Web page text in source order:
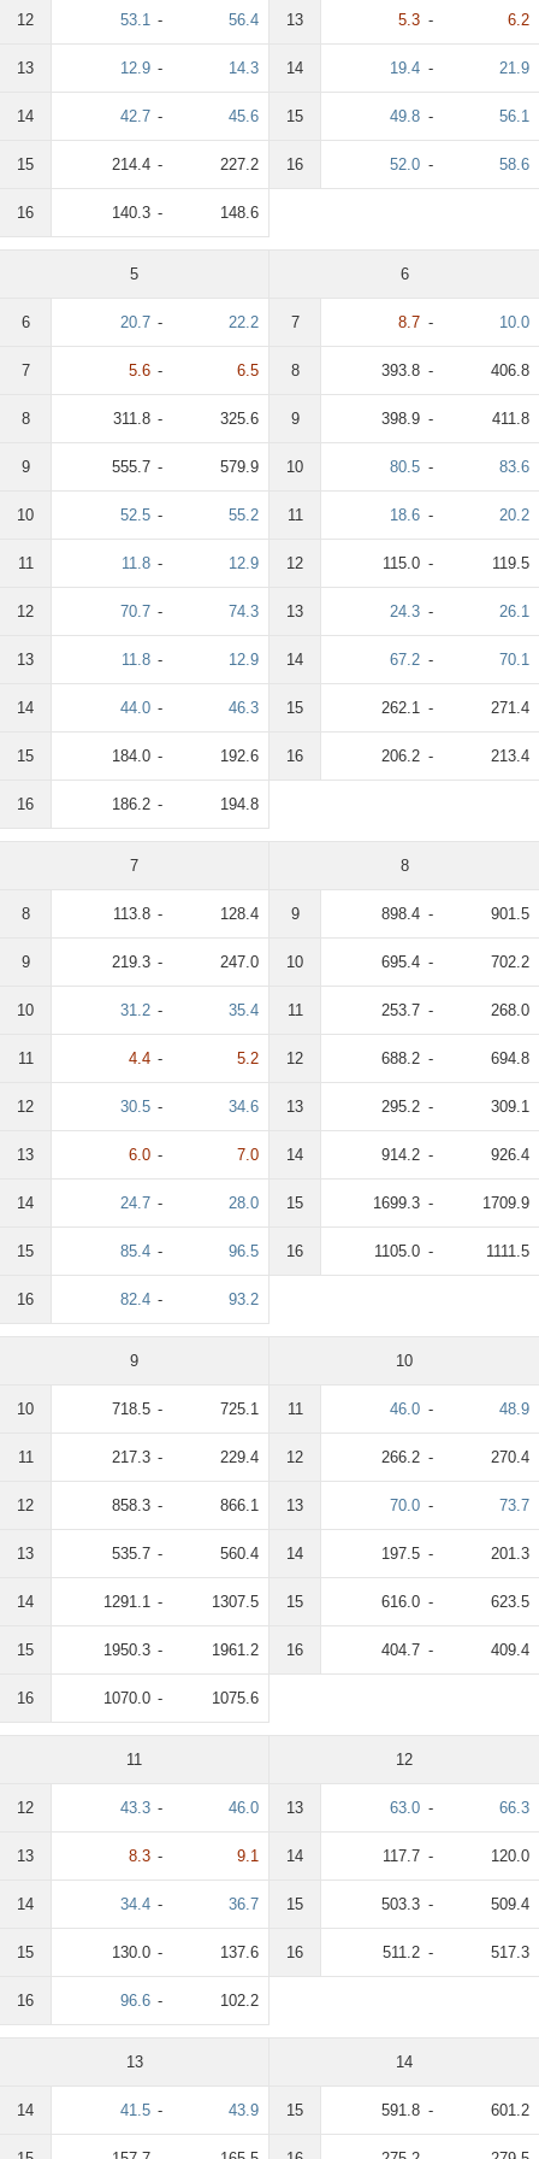
12 53.1 - 56.4
13 12.9 - 14.3
14 42.7 - 45.6
15 214.4 - 227.2
16 140.3 - 148.6
13 5.3 - 6.2
14 19.4 - 21.9
15 49.8 - 56.1
16 52.0 - 58.6
5
6 20.7 - 22.2
7 5.6 - 6.5
8 311.8 - 325.6
9 555.7 - 579.9
10 52.5 - 55.2
11 11.8 - 12.9
12 70.7 - 74.3
13 11.8 - 12.9
14 44.0 - 46.3
15 184.0 - 192.6
16 186.2 - 194.8
6
7 8.7 - 10.0
8 393.8 - 406.8
9 398.9 - 411.8
10 80.5 - 83.6
11 18.6 - 20.2
12 115.0 - 119.5
13 24.3 - 26.1
14 67.2 - 70.1
15 262.1 - 271.4
16 206.2 - 213.4
7
8 113.8 - 128.4
9 219.3 - 247.0
10 31.2 - 35.4
11 4.4 - 5.2
12 30.5 - 34.6
13 6.0 - 7.0
14 24.7 - 28.0
15 85.4 - 96.5
16 82.4 - 93.2
8
9 898.4 - 901.5
10 695.4 - 702.2
11 253.7 - 268.0
12 688.2 - 694.8
13 295.2 - 309.1
14 914.2 - 926.4
15 1699.3 - 1709.9
16 1105.0 - 1111.5
9
10 718.5 - 725.1
11 217.3 - 229.4
12 858.3 - 866.1
13 535.7 - 560.4
14 1291.1 - 1307.5
15 1950.3 - 1961.2
16 1070.0 - 1075.6
10
11 46.0 - 48.9
12 266.2 - 270.4
13 70.0 - 73.7
14 197.5 - 201.3
15 616.0 - 623.5
16 404.7 - 409.4
11
12 43.3 - 46.0
13 8.3 - 9.1
14 34.4 - 36.7
15 130.0 - 137.6
16 96.6 - 102.2
12
13 63.0 - 66.3
14 117.7 - 120.0
15 503.3 - 509.4
16 511.2 - 517.3
13
14 41.5 - 43.9
14
15 591.8 - 601.2